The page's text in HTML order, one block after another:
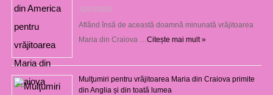
31/07/2026
Aflând însă de această doamnă minunată vrăjitoarea
Maria din Craiova … Citește mai mult »
Mulţumiri pentru vrăjitoarea Maria din Craiova primite
din Anglia și din toată lumea